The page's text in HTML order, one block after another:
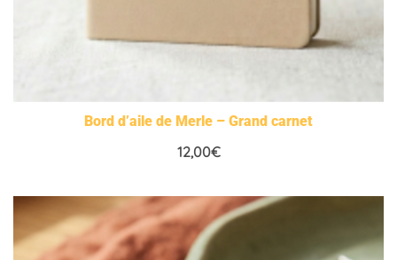
Bord d’aile de Merle – Grand carnet
12,00€